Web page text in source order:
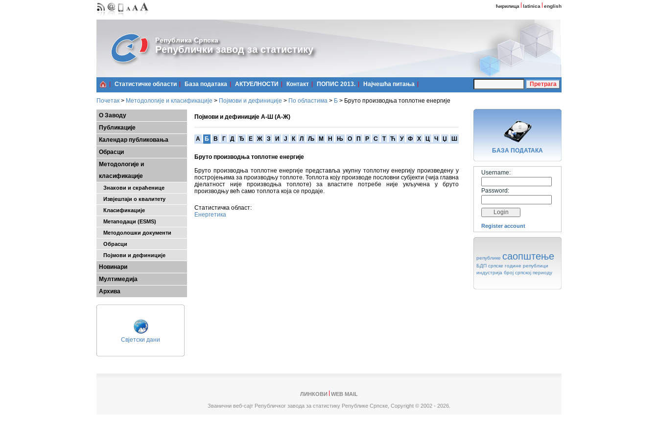
ћирилица latinica english
Република Српска
Републички завод за статистику
Статистичке области Базa података АКТУЕЛНОСТИ Контакт ПОПИС 2013. Најчешћa питања
Почетак > Методологије и класификације > Појмови и дефиниције > По областима > Б > Бруто производња топлотне енергије
О Заводу
Публикације
Календар публиковања
Обрасци
Методологије и
класификације
Знакови и скраћенице
Извјештаји о квалитету
Класификације
Метаподаци (ESMS)
Методолошки документи
Обрасци
Појмови и дефиниције
Новинари
Мултимедија
Архива
Свјетски дани
Појмови и дефиниције А-Ш (А-Ж)
A Б В Г Д Ђ Е Ж З И Ј К Л Љ М Н Њ О П Р С Т Ћ У Ф Х Ц Ч Џ Ш
Бруто производња топлотне енергије
Бруто производња топлотне енергије представља укупну топлотну енергију произведену у
постројењима за производњу топлоте. Топлота коју производе пословни субјекти (чија главна
дјелатност није производња топлоте) за властите потребе није укључена у бруто
производњу већ само топлота која се продаје.
Статистичка област:
Енергетика
БАЗA ПОДАТАКА
Username:
Password:
Register account
републике саопштење
БДП српске године републици
индустрија број српској периоду
ЛИНКОВИ
WEB MAIL
Званични веб-сајт Републичког завода за статистику Републике Српске, Copyright © 2002 - 2026.